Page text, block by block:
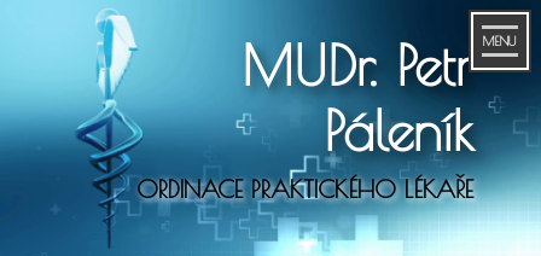
MENU
MUDr. Petr
Páleník
ORDINACE PRAKTICKÉHO LÉKAŘE